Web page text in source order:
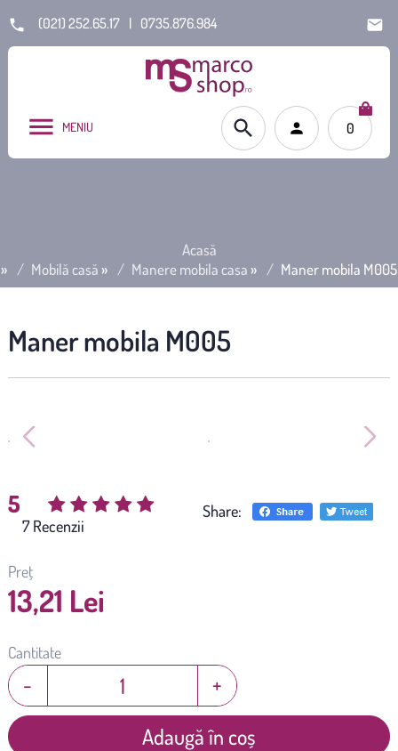
(021) 252.65.17 | 0735.876.984
MENIU 0
Acasă
»
Mobilă casă» Manere mobila casa» Maner mobila M005
Maner mobila M005
5
7
Share:
Preț
13,21 Lei
Cantitate
+
-
Adaugă în coș